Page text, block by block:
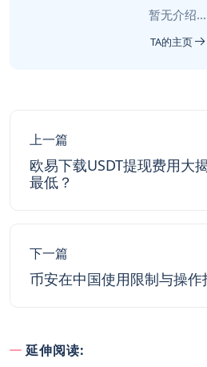
暂无介绍
TA的主页
上一篇
欧易下载USDT提现费用大
最低？
下一篇
币安在中国使用限制与操作
延伸阅读: